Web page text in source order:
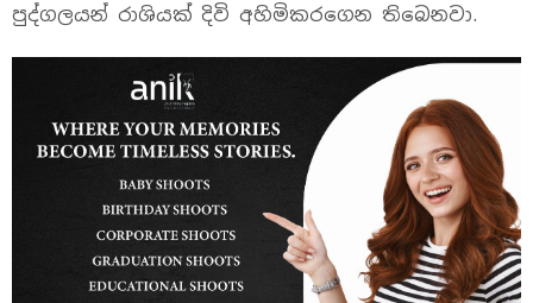
පුද්ගලයන් රාශියක් දිවි අහිමිකරගෙන තිබෙනවා.